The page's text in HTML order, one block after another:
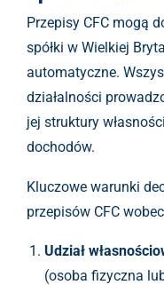
Przepisy CFC mogą
spółki w Wielkiej
automatyczne.
działalności
jej struktury
dochodów.
Kluczowe warunki
przepisów CFC
Udział
(osoba fizyczna